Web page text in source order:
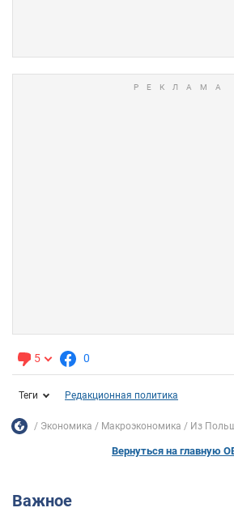
5 0
Теги Редакционная политика
Экономика Mакроэкономика Из
Вернуться на главную
Важное